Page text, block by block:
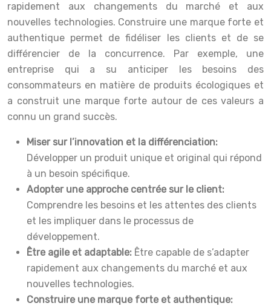
rapidement aux changements du marché et aux
nouvelles technologies. Construire une marque forte et
authentique permet de fidéliser les clients et de se
différencier de la concurrence. Par exemple, une
entreprise qui a su anticiper les besoins des
consommateurs en matière de produits écologiques et
a construit une marque forte autour de ces valeurs a
connu un grand succès.
Miser sur l’innovation et la différenciation:
Développer un produit unique et original qui répond
à un besoin spécifique.
Adopter une approche centrée sur le client:
Comprendre les besoins et les attentes des clients
et les impliquer dans le processus de
développement.
Être agile et adaptable: Être capable de s’adapter
rapidement aux changements du marché et aux
nouvelles technologies.
Construire une marque forte et authentique: